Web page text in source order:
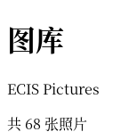
图库
ECIS Pictures
共 68 张照片